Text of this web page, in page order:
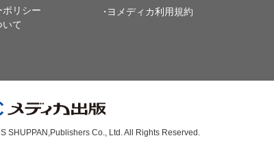
ポリシー
て
ヨメディカ利用規約
SHUPPAN,Publishers Co., Ltd. All Rights Reserved.